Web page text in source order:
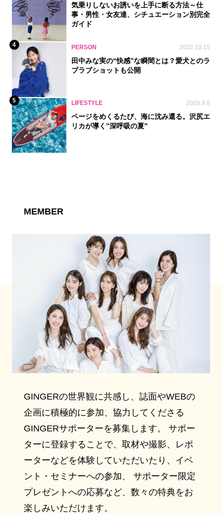
気乗りしないお誘いを上手に断る方法～仕
事・男性・女友達、シチュエーション別完全
ガイド
4 PERSON 2022.10.15
田中みな実の“快感”な瞬間とは？愛犬とのラ
ブラブショットも公開
5 LIFESTYLE 2026.8.8
ページをめくるたび、海に沈み還る。沢尻エ
リカが導く‟深呼吸の夏”
MEMBER
GINGERの世界観に共感し、誌面やWEBの
企画に積極的に参加、協力してくださる
GINGERサポーターを募集します。 サポー
ターに登録することで、取材や撮影、レポ
ーターなどを体験していただいたり、イベ
ント・セミナーへの参加、 サポーター限定
プレゼントへの応募など、数々の特典をお
楽しみいただけます。